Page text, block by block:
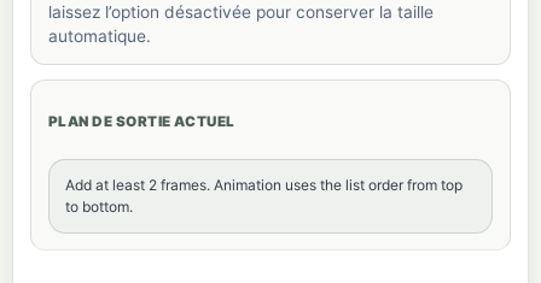
laissez l’option désactivée pour conserver la taille
automatique.
PLAN DE SORTIE ACTUEL
Add at least 2 frames. Animation uses the list order from top
to bottom.